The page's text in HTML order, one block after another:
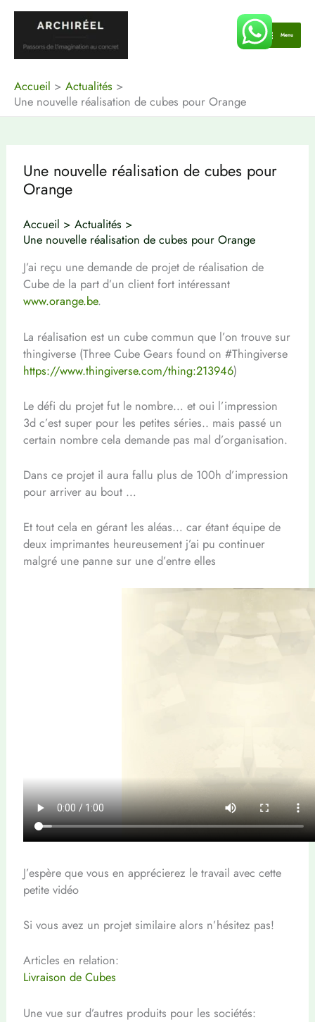
Aller
contenu
Menu
Accueil
Actualités
Une nouvelle réalisation de cubes pour Orange
Une nouvelle réalisation de cubes pour
Orange
Accueil
Actualités
Une nouvelle réalisation de cubes pour Orange
J’ai reçu une demande de projet de réalisation de
Cube de la part d’un client fort intéressant
www.orange.be.
La réalisation est un cube commun que l’on trouve sur
thingiverse (Three Cube Gears found on #Thingiverse
https://www.thingiverse.com/thing:213946)
Le défi du projet fut le nombre… et oui l’impression
3d c’est super pour les petites séries.. mais passé un
certain nombre cela demande pas mal d’organisation.
Dans ce projet il aura fallu plus de 100h d’impression
pour arriver au bout …
Et tout cela en gérant les aléas… car étant équipe de
deux imprimantes heureusement j’ai pu continuer
malgré une panne sur une d’entre elles
J’espère que vous en apprécierez le travail avec cette
petite vidéo
Si vous avez un projet similaire alors n’hésitez pas!
Articles en relation:
Livraison de Cubes
Une vue sur d’autres produits pour les sociétés: